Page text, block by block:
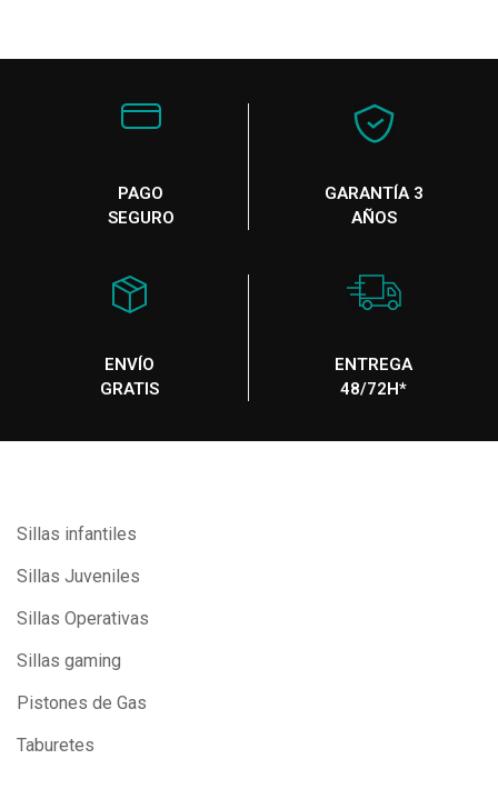
ENVÍO
GRATIS
PAGO
SEGURO
ENTREGA
48/72H*
GARANTÍA 3
AÑOS
Sillas infantiles
Sillas Juveniles
Sillas Operativas
Sillas gaming
Pistones de Gas
Taburetes